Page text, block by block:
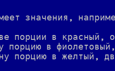
значения,
порции в красный,
порцию в
порцию в желтый,